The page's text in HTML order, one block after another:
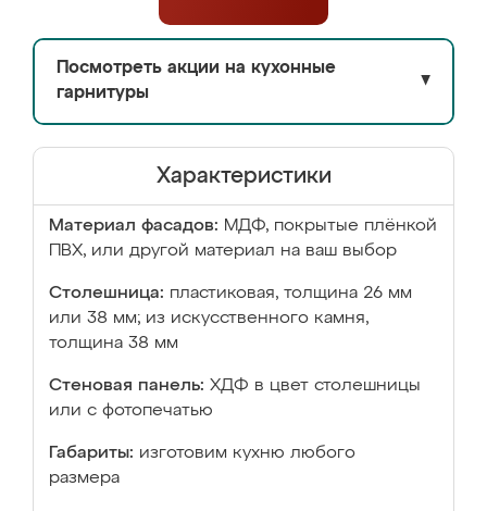
Посмотреть акции на кухонные
гарнитуры
▼
Характеристики
Материал фасадов: МДФ, покрытые плёнкой
ПВХ, или другой материал на ваш выбор
Столешница: пластиковая, толщина 26 мм
или 38 мм; из искусственного камня,
толщина 38 мм
Стеновая панель: ХДФ в цвет столешницы
или с фотопечатью
Габариты: изготовим кухню любого
размера